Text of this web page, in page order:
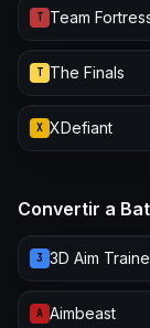
T Team
T The Finals
X XDefiant
Convertir a
3 3D Aim
A Aimbeast